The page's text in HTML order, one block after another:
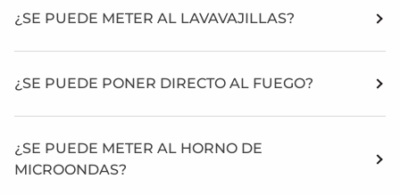
¿SE PUEDE METER AL LAVAVAJILLAS?
¿SE PUEDE PONER DIRECTO AL FUEGO?
¿SE PUEDE METER AL HORNO DE
MICROONDAS?